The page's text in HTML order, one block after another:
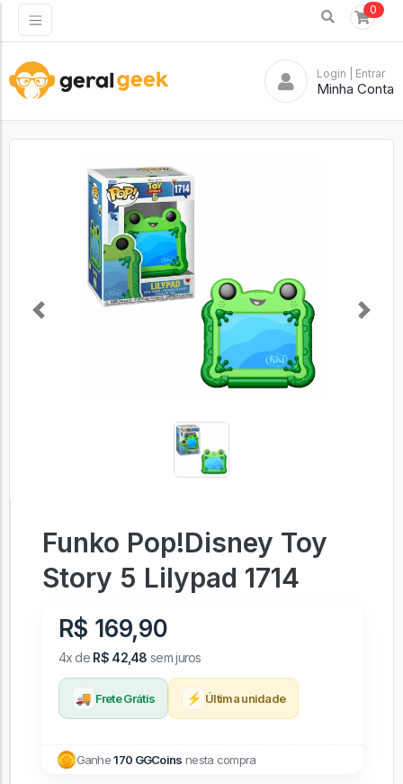
0
Login | Entrar
Minha Conta
Previous Next
Funko Pop!Disney Toy
Story 5 Lilypad 1714
R$ 169,90
4x de R$ 42,48 sem juros
🚚 Frete Grátis ⚡ Última unidade
Ganhe170 GGCoins nesta compra